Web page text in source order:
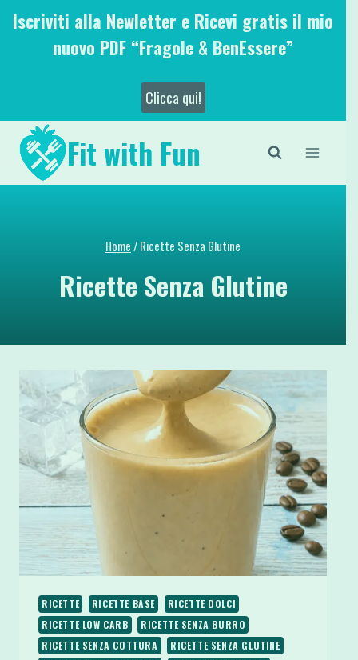
SaltaIscriviti alla Newletter e Ricevi gratis il mio
nuovo PDF “Fragole & BenEssere”
Clicca qui!
Fit with Fun
Home/Ricette Senza Glutine
Ricette Senza Glutine
RICETTE RICETTE BASE
RICETTE DOLCI
RICETTE LOW CARB
RICETTE SENZA BURRO
RICETTE SENZA COTTURA
RICETTE SENZA GLUTINE